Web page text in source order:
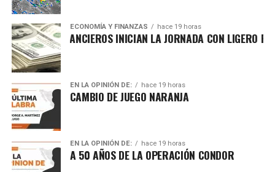
Fuentes diplomáticas señalaron que el presidente de
Estados Unidos decidióaplazar una acción militar
contra Irán luego de recibir presiones de Arabia Saudita,
Catar e Israel, quienes advirtieron sobre el riesgo de una
escalada regional. Washington evalúa nuevas sanciones
dirigidas a altos funcionarios iraníes.
3. Avanza plan internacional para la
transición política en Gaza
Como parte de la segunda fase del plan impulsado por
ECONOMÍA Y FINANZAS hace 19 horas
FINANCIEROS INICIAN LA JORNADA CON LIGERO
EN LA OPINIÓN DE: hace 19 horas
CAMBIO DE JUEGO NARANJA
EN LA OPINIÓN DE: hace 19 horas
A 50 AÑOS DE LA OPERACIÓN CONDOR